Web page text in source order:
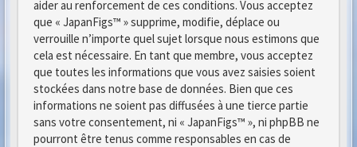
aider au renforcement de ces conditions. Vous acceptez
que « JapanFigs™ » supprime, modifie, déplace ou
verrouille n’importe quel sujet lorsque nous estimons que
cela est nécessaire. En tant que membre, vous acceptez
que toutes les informations que vous avez saisies soient
stockées dans notre base de données. Bien que ces
informations ne soient pas diffusées à une tierce partie
sans votre consentement, ni « JapanFigs™ », ni phpBB ne
pourront être tenus comme responsables en cas de